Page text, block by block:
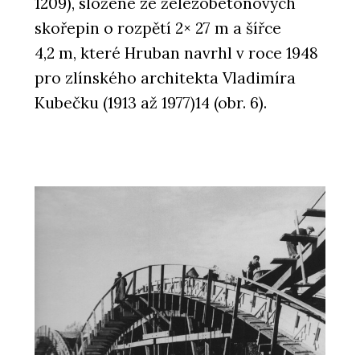
skořepin o rozpětí 2× 27 m a šířce
4,2 m, které Hruban navrhl v roce 1948
pro zlínského architekta Vladimíra
Kubečku (1913 až 1977)14 (obr. 6).